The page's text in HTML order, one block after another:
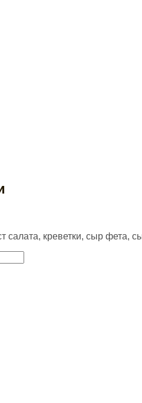
салата, креветки, сыр фета,